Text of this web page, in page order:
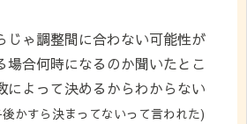
じゃ調整間に合わない可能性が
場合何時になるのか聞いたとこ
によって決めるからわからない
かすら決まってないって言われた)